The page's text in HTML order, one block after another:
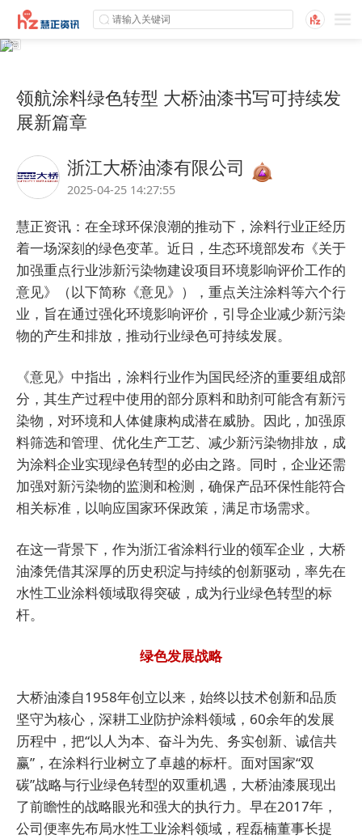
领航涂料绿色转型 大桥油漆书写可持续发
展新篇章
浙江大桥油漆有限公司
2025-04-25 14:27:55
慧正资讯：在全球环保浪潮的推动下，涂料行业正经历
着一场深刻的绿色变革。近日，生态环境部发布《关于
加强重点行业涉新污染物建设项目环境影响评价工作的
意见》（以下简称《意见》），重点关注涂料等六个行
业，旨在通过强化环境影响评价，引导企业减少新污染
物的产生和排放，推动行业绿色可持续发展。
《意见》中指出，涂料行业作为国民经济的重要组成部
分，其生产过程中使用的部分原料和助剂可能含有新污
染物，对环境和人体健康构成潜在威胁。因此，加强原
料筛选和管理、优化生产工艺、减少新污染物排放，成
为涂料企业实现绿色转型的必由之路。同时，企业还需
加强对新污染物的监测和检测，确保产品环保性能符合
相关标准，以响应国家环保政策，满足市场需求。
在这一背景下，作为浙江省涂料行业的领军企业， 大桥
油漆凭借其深厚的历史积淀与持续的创新驱动，率先在
水性工业涂料领域取得突破，成为行业绿色转型的标
杆。
绿色发展战略
大桥油漆自1958年创立以来，始终以技术创新和品质
坚守为核心，深耕工业防护涂料领域，60余年的发展
历程中，把“以人为本、奋斗为先、务实创新、诚信共
赢”，在涂料行业树立了卓越的标杆。面对国家“双
碳”战略与行业绿色转型的双重机遇，大桥油漆展现出
了前瞻性的战略眼光和强大的执行力。早在2017年，
公司便率先布局水性工业涂料领域，程磊楠董事长提